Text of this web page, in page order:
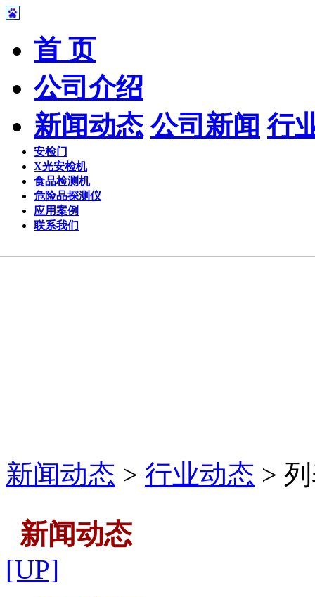
首 页
公司介绍
新闻动态 公司新闻 行
安检门
X光安检机
食品检测机
危险品探测仪
应用案例
联系我们
新闻动态 > 行业动态 >
新闻动态
[UP]